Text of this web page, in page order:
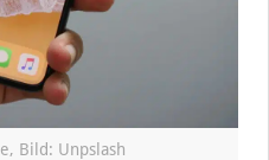
Bild: Unpslash